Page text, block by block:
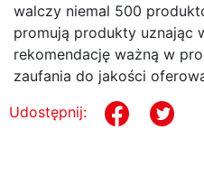
walczy niemal 500
promują produkty uznając
rekomendację ważną w
zaufania do jakości
Udostępnij: